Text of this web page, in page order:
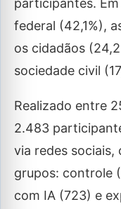
participantes.
federal (42,1%),
os cidadãos
sociedade civil
Realizado entre
2.483
via redes
grupos: controle
com IA (723) e